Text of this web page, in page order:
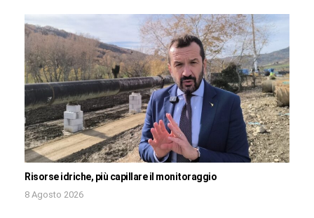
Risorse idriche, più capillare il monitoraggio
8 Agosto 2026